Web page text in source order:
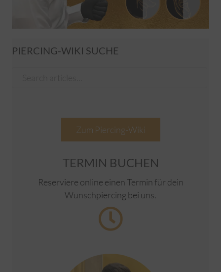
PIERCING-WIKI SUCHE
Zum Piercing-Wiki
TERMIN BUCHEN
Reserviere online einen Termin für dein
Wunschpiercing bei uns.